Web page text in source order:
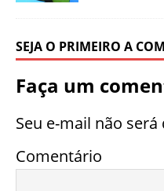
SEJA O PRIMEIRO A
Faça um
Seu e-mail não será
Comentário